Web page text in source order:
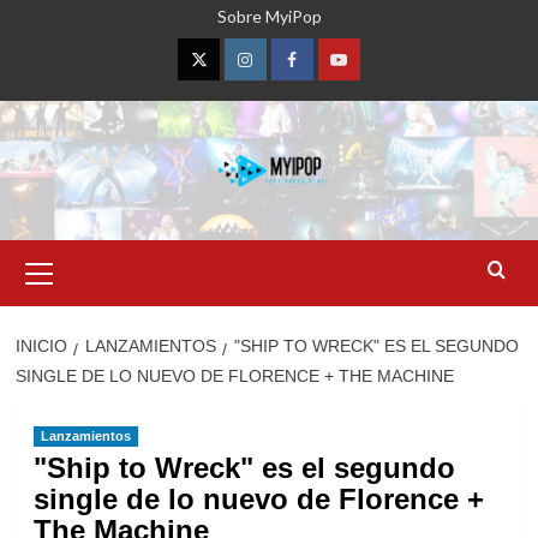
Sobre MyiPop
TwitterInstagramFacebookYouTube
primario
INICIO LANZAMIENTOS
"SHIP TO WRECK" ES EL SEGUNDO
SINGLE DE LO NUEVO DE FLORENCE + THE MACHINE
Lanzamientos
"Ship to Wreck" es el segundo
single de lo nuevo de Florence +
The Machine